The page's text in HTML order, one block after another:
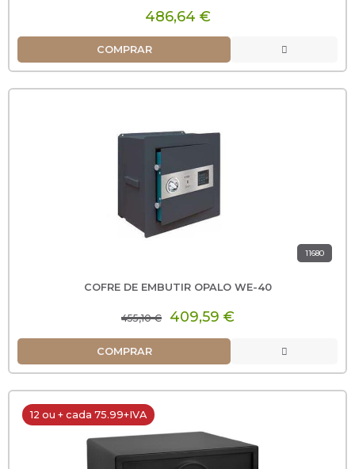
486,64 €
COMPRAR
11680
COFRE DE EMBUTIR OPALO WE-40
455,10 € 409,59 €
COMPRAR
12 ou + cada 75.99+IVA